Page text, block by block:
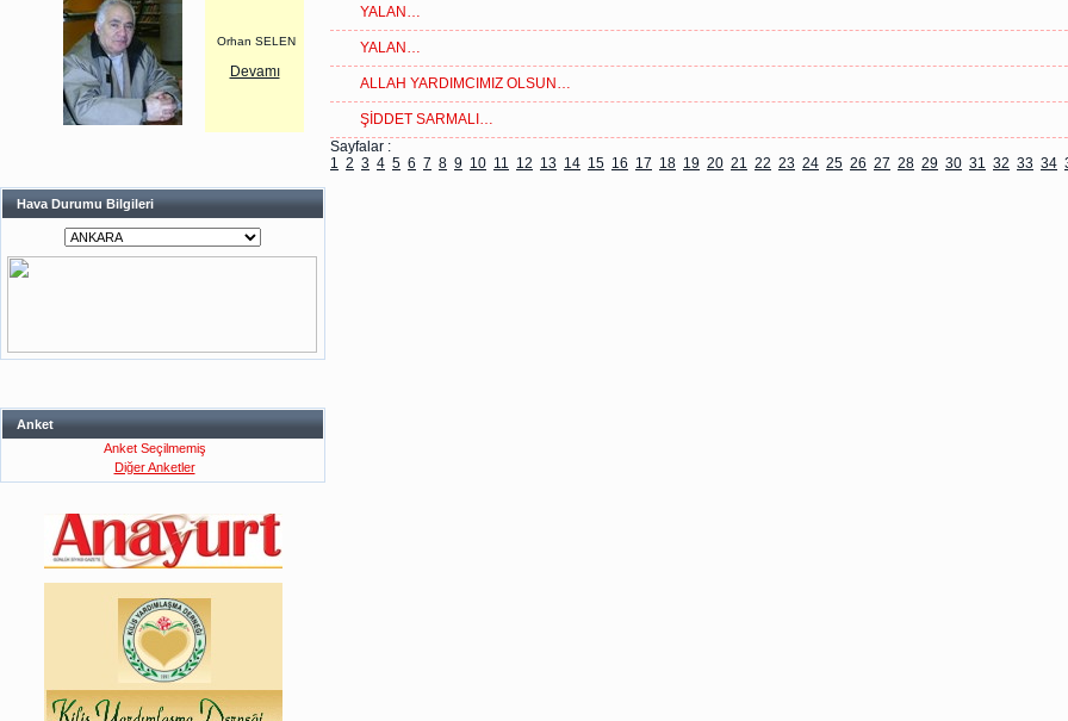
Orhan SELEN
Devamı
Hava Durumu Bilgileri
Anket
Anket Seçilmemiş
Diğer Anketler
YALAN…
YALAN…
ALLAH YARDIMCIMIZ OLSUN…
ŞİDDET SARMALI…
Sayfalar :
1 2 3 4 5 6 7 8 9 10 11 12 13 14 15 16 17 18 19 20 21 22 23 24 25 26 27 28 29 30 31 32 33 34